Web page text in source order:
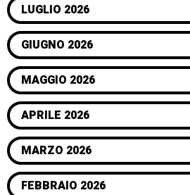
LUGLIO 2026
GIUGNO 2026
MAGGIO 2026
APRILE 2026
MARZO 2026
FEBBRAIO 2026